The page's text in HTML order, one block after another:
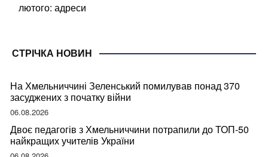
лютого: адреси
СТРІЧКА НОВИН
На Хмельниччині Зеленський помилував понад 370
засуджених з початку війни
06.08.2026
Двоє педагогів з Хмельниччини потрапили до ТОП-50
найкращих учителів України